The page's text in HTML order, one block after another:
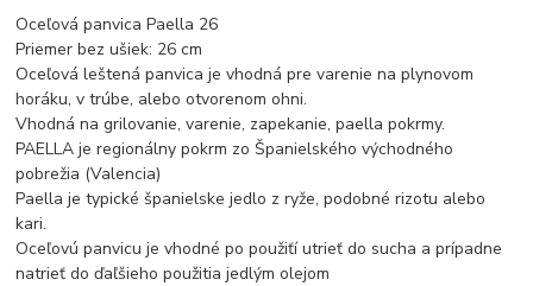
Oceľová panvica Paella 26
Priemer bez ušiek: 26 cm
Oceľová leštená panvica je vhodná pre varenie na plynovom
horáku, v trúbe, alebo otvorenom ohni.
Vhodná na grilovanie, varenie, zapekanie, paella pokrmy.
PAELLA je regionálny pokrm zo Španielského východného
pobrežia (Valencia)
Paella je typické španielske jedlo z ryže, podobné rizotu alebo
kari.
Oceľovú panvicu je vhodné po použiťí utrieť do sucha a prípadne
natrieť do ďaľšieho použitia jedlým olejom